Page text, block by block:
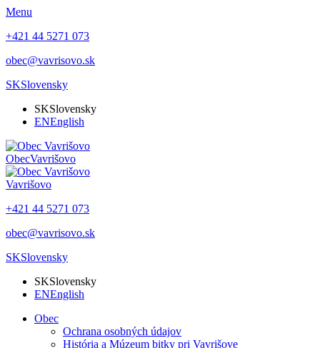
Menu
+421 44 5271 073
obec@vavrisovo.sk
SKSlovensky
SKSlovensky
ENEnglish
ObecVavrišovo
Vavrišovo
+421 44 5271 073
obec@vavrisovo.sk
SKSlovensky
SKSlovensky
ENEnglish
Obec
Ochrana osobných údajov
História a Múzeum bitky pri Vavrišove